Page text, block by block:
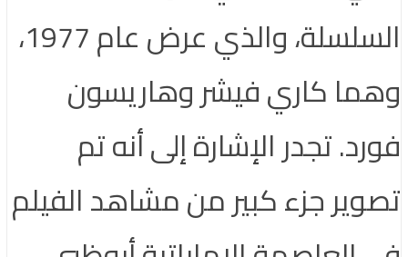
السلسلة، والذي عرض عام 1977،
وهما كاري فيشر وهاريسون
فورد. تجدر الإشارة إلى أنه تم
تصوير جزء كبير من مشاهد الفيلم